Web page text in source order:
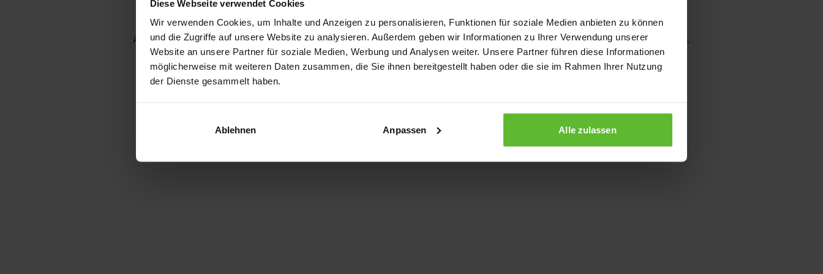
Diese Webseite verwendet Cookies
Wir verwenden Cookies, um Inhalte und Anzeigen zu personalisieren, Funktionen für soziale Medien anbieten zu können
und die Zugriffe auf unsere Website zu analysieren. Außerdem geben wir Informationen zu Ihrer Verwendung unserer
Website an unsere Partner für soziale Medien, Werbung und Analysen weiter. Unsere Partner führen diese Informationen
möglicherweise mit weiteren Daten zusammen, die Sie ihnen bereitgestellt haben oder die sie im Rahmen Ihrer Nutzung
der Dienste gesammelt haben.
Ablehnen Anpassen Alle zulassen
Application error: a client-side exception has occurred while loading www.kurzwego.de (see the browser console for more information).